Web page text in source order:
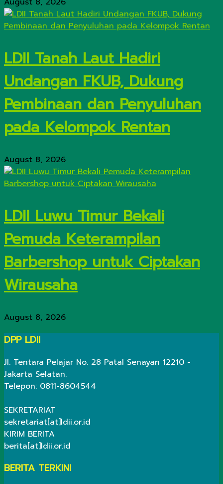
LDII Tanah Laut Hadiri
Undangan FKUB, Dukung
Pembinaan dan Penyuluhan
pada Kelompok Rentan
August 8, 2026
LDII Luwu Timur Bekali
Pemuda Keterampilan
Barbershop untuk Ciptakan
Wirausaha
August 8, 2026
DPP LDII
Jl. Tentara Pelajar No. 28 Patal Senayan 12210 -
Jakarta Selatan.
Telepon: 0811-8604544
SEKRETARIAT
sekretariat[at]ldii.or.id
KIRIM BERITA
berita[at]ldii.or.id
BERITA TERKINI